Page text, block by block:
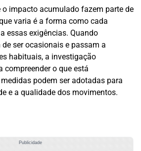
o impacto acumulado fazem parte de
varia é a forma como cada
essas exigências. Quando
ser ocasionais e passam a
habituais, a investigação
compreender o que está
podem ser adotadas para
e a qualidade dos movimentos.
Publicidade